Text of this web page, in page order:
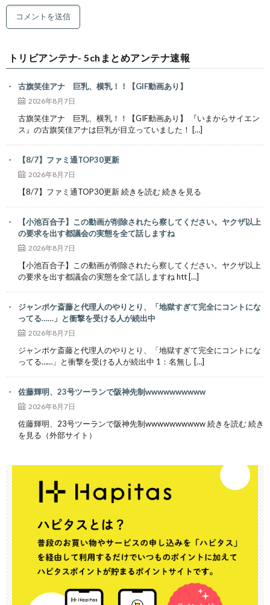
トリビアンテナ- 5chまとめアンテナ速報
古旗笑佳アナ 巨乳、横乳！！【GIF動画あり】
2026年8月7日
古旗笑佳アナ 巨乳、横乳！！【GIF動画あり】 『いまからサイエン
ス』の古旗笑佳アナは巨乳が目立っていました！ […]
【8/7】ファミ通TOP30更新
2026年8月7日
【8/7】ファミ通TOP30更新 続きを読む 続きを見る
【小池百合子】この動画が削除されたら察してください。ヤクザ以上
の要求を出す都議会の実態を全て話しますね
2026年8月7日
【小池百合子】この動画が削除されたら察してください。ヤクザ以上
の要求を出す都議会の実態を全て話しますね htt […]
ジャンポケ斎藤と代理人のやりとり、「地獄すぎて完全にコントにな
ってる……」と衝撃を受ける人が続出中
2026年8月7日
ジャンポケ斎藤と代理人のやりとり、「地獄すぎて完全にコントにな
ってる……」と衝撃を受ける人が続出中 1：名無し […]
佐藤輝明、23号ツーランで阪神先制wwwwwwwwww
2026年8月7日
佐藤輝明、23号ツーランで阪神先制wwwwwwwwww 続きを読む 続き
を見る（外部サイト）